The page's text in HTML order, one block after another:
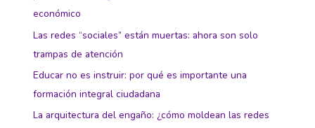
económico
Las redes “sociales” están muertas: ahora son solo
trampas de atención
Educar no es instruir: por qué es importante una
formación integral ciudadana
La arquitectura del engaño: ¿cómo moldean las redes